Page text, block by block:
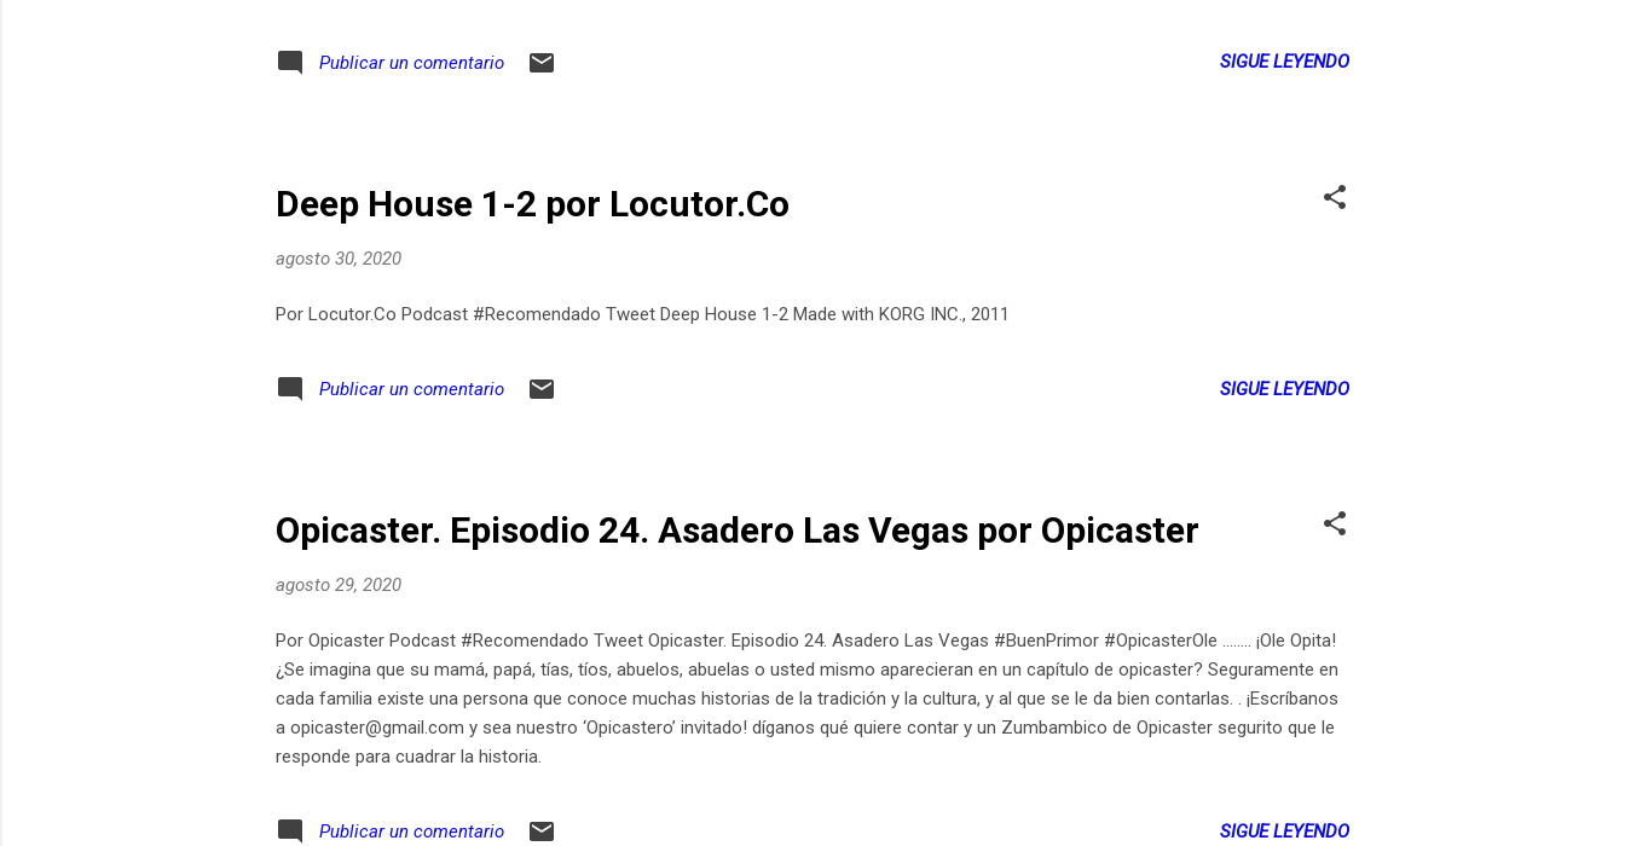
Publicar un comentario SIGUE LEYENDO
Deep House 1-2 por Locutor.Co
agosto 30, 2020
Por Locutor.Co Podcast #Recomendado Tweet Deep House 1-2 Made with KORG INC., 2011
Publicar un comentario SIGUE LEYENDO
Opicaster. Episodio 24. Asadero Las Vegas por Opicaster
agosto 29, 2020
Por Opicaster Podcast #Recomendado Tweet Opicaster. Episodio 24. Asadero Las Vegas #BuenPrimor #OpicasterOle ........ ¡Ole Opita!
¿Se imagina que su mamá, papá, tías, tíos, abuelos, abuelas o usted mismo aparecieran en un capítulo de opicaster? Seguramente en
cada familia existe una persona que conoce muchas historias de la tradición y la cultura, y al que se le da bien contarlas. . ¡Escríbanos
a opicaster@gmail.com y sea nuestro ‘Opicastero’ invitado! díganos qué quiere contar y un Zumbambico de Opicaster segurito que le
responde para cuadrar la historia.
Publicar un comentario SIGUE LEYENDO